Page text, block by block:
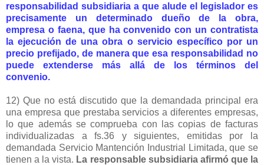
responsabilidad subsidiaria a que alude el legislador es
precisamente un determinado dueño de la obra,
empresa o faena, que ha convenido con un contratista
la ejecución de una obra o servicio específico por un
precio prefijado, de manera que esa responsabilidad no
puede extenderse más allá de los términos del
convenio.
12) Que no está discutido que la demandada principal era
una empresa que prestaba servicios a diferentes empresas,
lo que además se comprueba con las copias de facturas
individualizadas a fs.36 y siguientes, emitidas por la
demandada Servicio Mantención Industrial Limitada, que se
tienen a la vista. La responsable subsidiaria afirmó que la